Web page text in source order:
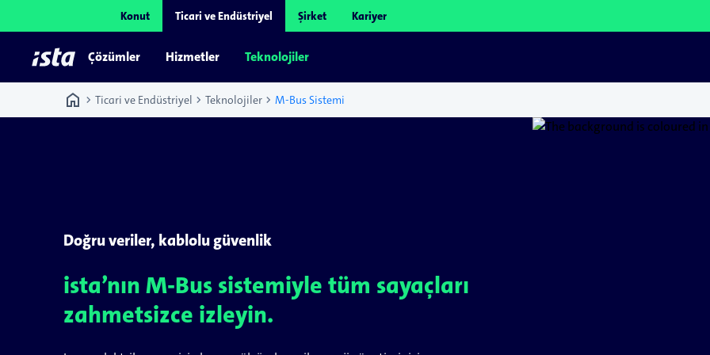
Konut Ticari ve Endüstriyel Şirket Kariyer
Çözümler Hizmetler Teknolojiler
home chevron_right Ticari ve Endüstriyel chevron_right Teknolojiler chevron_right M-Bus Sistemi
Doğru veriler, kablolu güvenlik
ista’nın M-Bus sistemiyle tüm sayaçları
zahmetsizce izleyin.